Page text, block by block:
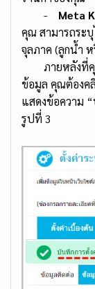
- Meta
คุณ สามารถระ
จุลภาค (ลูกน้ำ ห
ภายหลังที่คุณ
ข้อมูล คุณต้องค
แสดงข้อความ
รูปที่ 3